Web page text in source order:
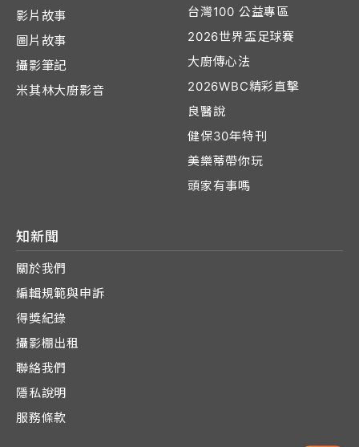
影片故事
圖片故事
攝影筆記
米其林大廚影音
台灣100 公益專區
2026世界盃足球賽
大廚傳心法
2026WBC精彩直擊
良醫說
健保30年特刊
美樂蒂帶你玩
頭家有事嗎
知新聞
關於我們
編輯規範與申訴
得獎紀錄
攝影棚出租
聯絡我們
隱私說明
服務條款